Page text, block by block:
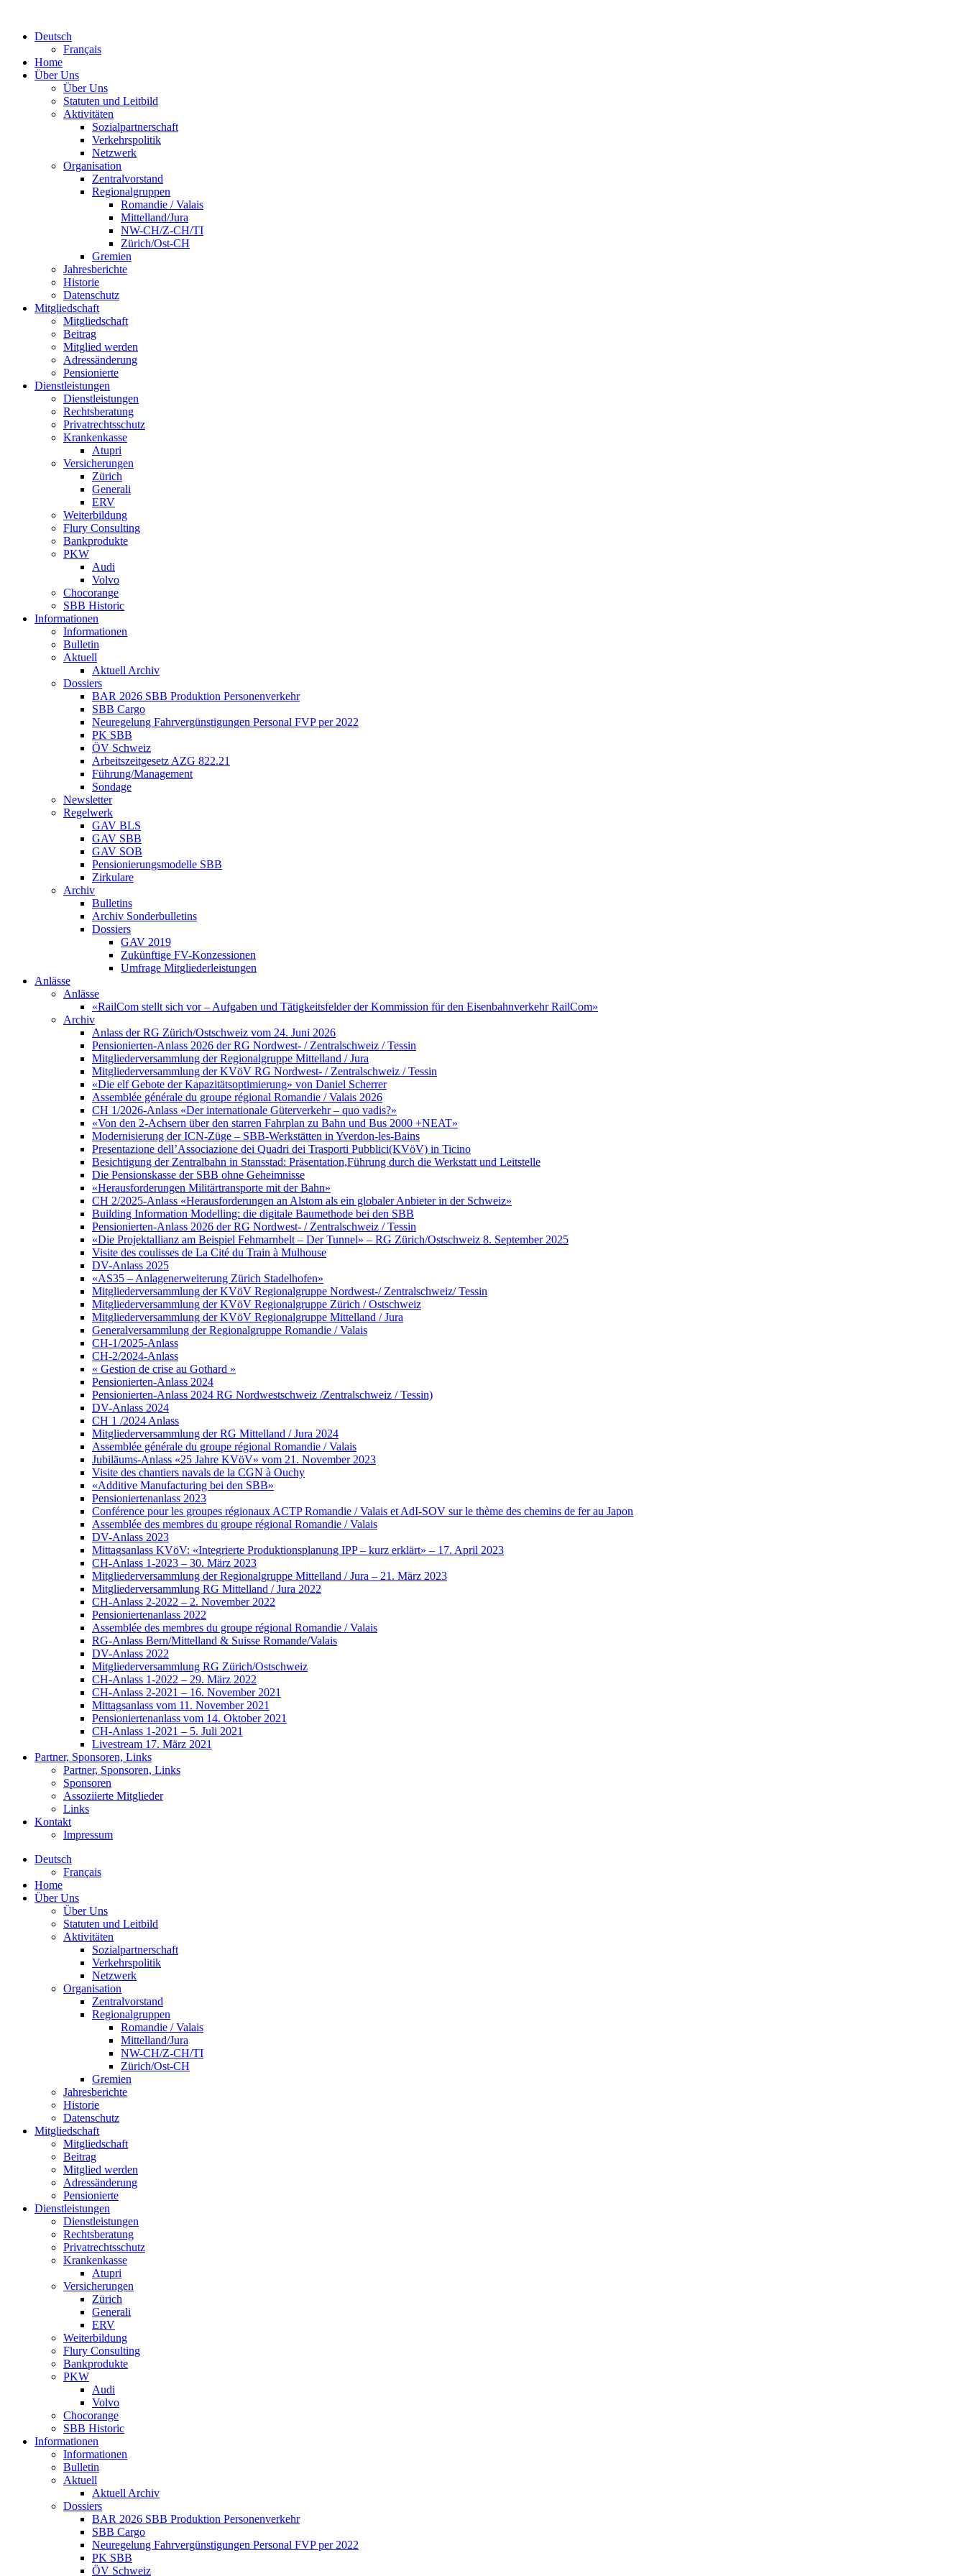
Deutsch
Français
Home
Über Uns
Über Uns
Statuten und Leitbild
Aktivitäten
Sozialpartnerschaft
Verkehrspolitik
Netzwerk
Organisation
Zentralvorstand
Regionalgruppen
Romandie / Valais
Mittelland/Jura
NW-CH/Z-CH/TI
Zürich/Ost-CH
Gremien
Jahresberichte
Historie
Datenschutz
Mitgliedschaft
Mitgliedschaft
Beitrag
Mitglied werden
Adressänderung
Pensionierte
Dienstleistungen
Dienstleistungen
Rechtsberatung
Privatrechtsschutz
Krankenkasse
Atupri
Versicherungen
Zürich
Generali
ERV
Weiterbildung
Flury Consulting
Bankprodukte
PKW
Audi
Volvo
Chocorange
SBB Historic
Informationen
Informationen
Bulletin
Aktuell
Aktuell Archiv
Dossiers
BAR 2026 SBB Produktion Personenverkehr
SBB Cargo
Neuregelung Fahrvergünstigungen Personal FVP per 2022
PK SBB
ÖV Schweiz
Arbeitszeitgesetz AZG 822.21
Führung/Management
Sondage
Newsletter
Regelwerk
GAV BLS
GAV SBB
GAV SOB
Pensionierungsmodelle SBB
Zirkulare
Archiv
Bulletins
Archiv Sonderbulletins
Dossiers
GAV 2019
Zukünftige FV-Konzessionen
Umfrage Mitgliederleistungen
Anlässe
Anlässe
«RailCom stellt sich vor – Aufgaben und Tätigkeitsfelder der Kommission für den Eisenbahnverkehr RailCom»
Archiv
Anlass der RG Zürich/Ostschweiz vom 24. Juni 2026
Pensionierten-Anlass 2026 der RG Nordwest- / Zentralschweiz / Tessin
Mitgliederversammlung der Regionalgruppe Mittelland / Jura
Mitgliederversammlung der KVöV RG Nordwest- / Zentralschweiz / Tessin
«Die elf Gebote der Kapazitätsoptimierung» von Daniel Scherrer
Assemblée générale du groupe régional Romandie / Valais 2026
CH 1/2026-Anlass «Der internationale Güterverkehr – quo vadis?»
«Von den 2-Achsern über den starren Fahrplan zu Bahn und Bus 2000 +NEAT»
Modernisierung der ICN-Züge – SBB-Werkstätten in Yverdon-les-Bains
Presentazione dell’Associazione dei Quadri dei Trasporti Pubblici(KVöV) in Ticino
Besichtigung der Zentralbahn in Stansstad: Präsentation,Führung durch die Werkstatt und Leitstelle
Die Pensionskasse der SBB ohne Geheimnisse
«Herausforderungen Militärtransporte mit der Bahn»
CH 2/2025-Anlass «Herausforderungen an Alstom als ein globaler Anbieter in der Schweiz»
Building Information Modelling: die digitale Baumethode bei den SBB
Pensionierten-Anlass 2026 der RG Nordwest- / Zentralschweiz / Tessin
«Die Projektallianz am Beispiel Fehmarnbelt – Der Tunnel» – RG Zürich/Ostschweiz 8. September 2025
Visite des coulisses de La Cité du Train à Mulhouse
DV-Anlass 2025
«AS35 – Anlagenerweiterung Zürich Stadelhofen»
Mitgliederversammlung der KVöV Regionalgruppe Nordwest-/ Zentralschweiz/ Tessin
Mitgliederversammlung der KVöV Regionalgruppe Zürich / Ostschweiz
Mitgliederversammlung der KVöV Regionalgruppe Mittelland / Jura
Generalversammlung der Regionalgruppe Romandie / Valais
CH-1/2025-Anlass
CH-2/2024-Anlass
« Gestion de crise au Gothard »
Pensionierten-Anlass 2024
Pensionierten-Anlass 2024 RG Nordwestschweiz /Zentralschweiz / Tessin)
DV-Anlass 2024
CH 1 /2024 Anlass
Mitgliederversammlung der RG Mittelland / Jura 2024
Assemblée générale du groupe régional Romandie / Valais
Jubiläums-Anlass «25 Jahre KVöV» vom 21. November 2023
Visite des chantiers navals de la CGN à Ouchy
«Additive Manufacturing bei den SBB»
Pensioniertenanlass 2023
Conférence pour les groupes régionaux ACTP Romandie / Valais et AdI-SOV sur le thème des chemins de fer au Japon
Assemblée des membres du groupe régional Romandie / Valais
DV-Anlass 2023
Mittagsanlass KVöV: «Integrierte Produktionsplanung IPP – kurz erklärt» – 17. April 2023
CH-Anlass 1-2023 – 30. März 2023
Mitgliederversammlung der Regionalgruppe Mittelland / Jura – 21. März 2023
Mitgliederversammlung RG Mittelland / Jura 2022
CH-Anlass 2-2022 – 2. November 2022
Pensioniertenanlass 2022
Assemblée des membres du groupe régional Romandie / Valais
RG-Anlass Bern/Mittelland & Suisse Romande/Valais
DV-Anlass 2022
Mitgliederversammlung RG Zürich/Ostschweiz
CH-Anlass 1-2022 – 29. März 2022
CH-Anlass 2-2021 – 16. November 2021
Mittagsanlass vom 11. November 2021
Pensioniertenanlass vom 14. Oktober 2021
CH-Anlass 1-2021 – 5. Juli 2021
Livestream 17. März 2021
Partner, Sponsoren, Links
Partner, Sponsoren, Links
Sponsoren
Assoziierte Mitglieder
Links
Kontakt
Impressum
Deutsch
Français
Home
Über Uns
Über Uns
Statuten und Leitbild
Aktivitäten
Sozialpartnerschaft
Verkehrspolitik
Netzwerk
Organisation
Zentralvorstand
Regionalgruppen
Romandie / Valais
Mittelland/Jura
NW-CH/Z-CH/TI
Zürich/Ost-CH
Gremien
Jahresberichte
Historie
Datenschutz
Mitgliedschaft
Mitgliedschaft
Beitrag
Mitglied werden
Adressänderung
Pensionierte
Dienstleistungen
Dienstleistungen
Rechtsberatung
Privatrechtsschutz
Krankenkasse
Atupri
Versicherungen
Zürich
Generali
ERV
Weiterbildung
Flury Consulting
Bankprodukte
PKW
Audi
Volvo
Chocorange
SBB Historic
Informationen
Informationen
Bulletin
Aktuell
Aktuell Archiv
Dossiers
BAR 2026 SBB Produktion Personenverkehr
SBB Cargo
Neuregelung Fahrvergünstigungen Personal FVP per 2022
PK SBB
ÖV Schweiz